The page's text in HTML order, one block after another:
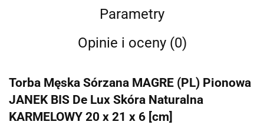
Parametry
Opinie i oceny (0)
Torba Męska Sórzana MAGRE (PL) Pionowa
JANEK BIS De Lux Skóra Naturalna
KARMELOWY 20 x 21 x 6 [cm]